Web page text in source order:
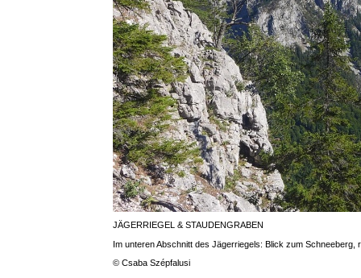
JÄGERRIEGEL & STAUDENGRABEN
Im unteren Abschnitt des Jägerriegels: Blick zum Schneeberg,
© Csaba Szépfalusi